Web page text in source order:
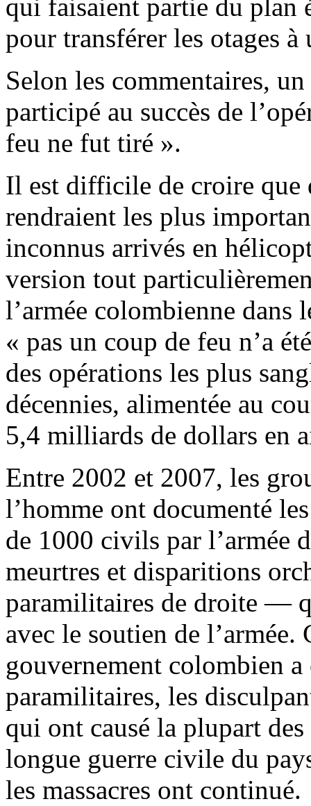
qui faisaient partie du plan
pour transférer les otages
Selon les commentaires,
participé au succès de
feu ne fut tiré ».
Il est difficile de croire que
rendraient les plus
inconnus arrivés en
version tout
l’armée colombienne dans
« pas un coup de feu n’a
des opérations les plus
décennies, alimentée au
5,4 milliards de dollars en
Entre 2002 et 2007, les
l’homme ont documenté
de 1000 civils par l’armée
meurtres et disparitions
paramilitaires de droite —
avec le soutien de l’armée.
gouvernement colombien
paramilitaires, les
qui ont causé la plupart
longue guerre civile du
les massacres ont continué.